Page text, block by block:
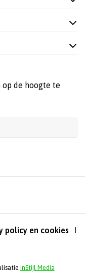
de hoogte te
policy en cookies
InStijl Media